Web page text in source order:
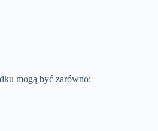
mogą być zarówno: